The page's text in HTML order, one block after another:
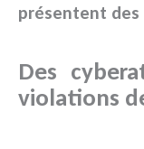
présentent
Des
violations